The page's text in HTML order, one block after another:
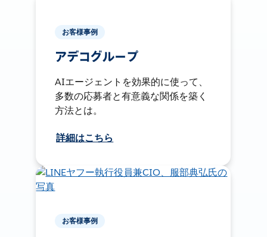
お客様事例
アデコグループ
AIエージェントを効果的に使って、
多数の応募者と有意義な関係を築く
方法とは。
詳細はこちら
お客様事例